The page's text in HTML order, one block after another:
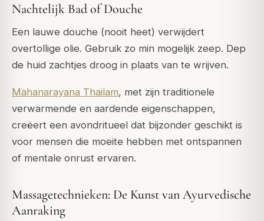
Nachtelijk Bad of Douche
Een lauwe douche (nooit heet) verwijdert
overtollige olie. Gebruik zo min mogelijk zeep. Dep
de huid zachtjes droog in plaats van te wrijven.
Mahanarayana Thailam, met zijn traditionele
verwarmende en aardende eigenschappen,
creëert een avondritueel dat bijzonder geschikt is
voor mensen die moeite hebben met ontspannen
of mentale onrust ervaren.
Massagetechnieken: De Kunst van Ayurvedische
Aanraking